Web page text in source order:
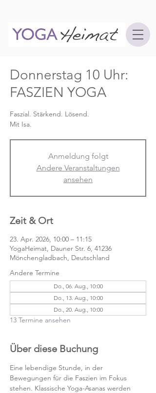
Donnerstag 10 Uhr:
FASZIEN YOGA
Faszial. Stärkend. Lösend.
Mit Isa.
Anmeldung folgt
Andere Veranstaltungen
ansehen
Zeit & Ort
23. Apr. 2026, 10:00 – 11:15
YogaHeimat, Dauner Str. 6, 41236
Mönchengladbach, Deutschland
Andere Termine
Do., 06. Aug., 10:00
Do., 13. Aug., 10:00
Do., 20. Aug., 10:00
13 Termine ansehen
Über diese Buchung
Eine lebendige Stunde, in der
Bewegungen für die Faszien im Fokus
stehen. Klassische Yoga-Asanas werden